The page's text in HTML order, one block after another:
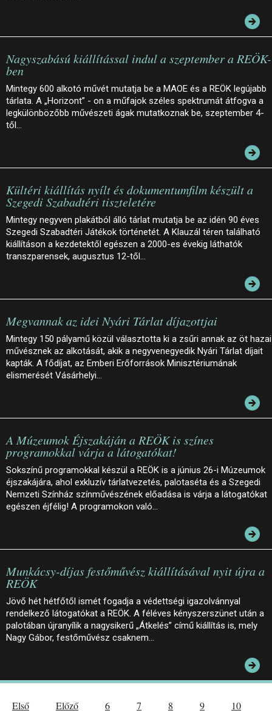
Nagyszabású kiállítással indul a szeptember a REÖK-
ben
Mintegy 600 alkotó művét mutatja be a MAOE és a REÖK legújabb
tárlata. A „Horizont” - on a műfajok széles spektrumát átfogva a
legkülönbözőbb művészeti ágak mutatkoznak be, szeptember 4-
től…
Kültéri kiállítás nyílt és dokumentumfilm készült a
Szegedi Szabadtéri tiszteletére
Mintegy negyven plakátból álló tárlat mutatja be az idén 90 éves
Szegedi Szabadtéri Játékok történetét. A Klauzál téren található
kiállításon a kezdetektől egészen a 2000-es évekig láthatók
transzparensek, augusztus 12-től…
Megvannak az idei Nyári Tárlat díjazottjai
Mintegy 150 pályamű közül választotta ki a zsűri annak az öt hazai
művésznek az alkotását, akik a negyvenegyedik Nyári Tárlat díjait
kapták. A fődíjat, az Emberi Erőforrások Minisztériumának
elismerését Vásárhelyi…
A Múzeumok Éjszakáján a REÖK is színes
programokkal várja a látogatókat!
Sokszínű programokkal készül a REÖK is a június 26-i Múzeumok
éjszakájára, ahol exkluzív tárlatvezetés, palotaséta és a Szegedi
Nemzeti Színház színművészének előadása is várja a látogatókat
egészen éjfélig! A programokon való…
Munkácsy-díjas festőművész kiállításával nyit újra a
REÖK
Jövő hét hétfőtől ismét fogadja a védettségi igazolvánnyal
rendelkező látogatókat a REÖK. A féléves kényszerszünet után a
palotában újranyílik a nagysikerű „Átkelés” című kiállítás is, mely
Nagy Gábor, festőművész csaknem…
Első Előző 6 7 8 9 10